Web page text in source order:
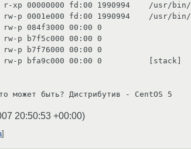
r-xp 00000000 fd:00 1990994    /usr/
rw-p 0001e000 fd:00 1990994    /usr/
rw-p 084f3000 00:00 0
rw-p b7f5c000 00:00 0
rw-p b7f76000 00:00 0
rw-p bfa9c000 00:00 0          [stack]
может быть? Дистрибутив - CentOS 5
20:50:53 +00:00)